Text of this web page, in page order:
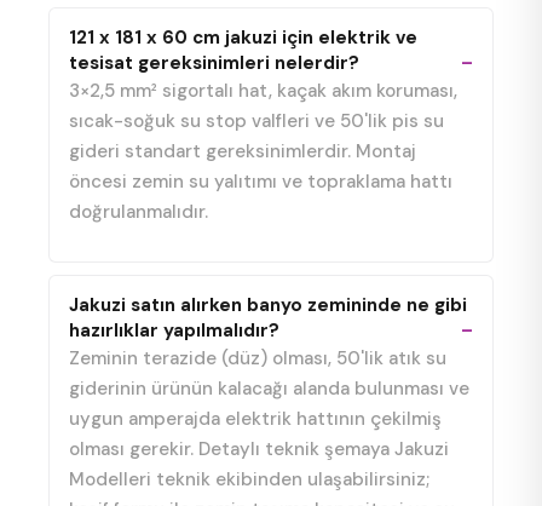
121 x 181 x 60 cm jakuzi için elektrik ve
tesisat gereksinimleri nelerdir?
3×2,5 mm² sigortalı hat, kaçak akım koruması,
sıcak-soğuk su stop valfleri ve 50'lik pis su
gideri standart gereksinimlerdir. Montaj
öncesi zemin su yalıtımı ve topraklama hattı
doğrulanmalıdır.
Jakuzi satın alırken banyo zemininde ne gibi
hazırlıklar yapılmalıdır?
Zeminin terazide (düz) olması, 50'lik atık su
giderinin ürünün kalacağı alanda bulunması ve
uygun amperajda elektrik hattının çekilmiş
olması gerekir. Detaylı teknik şemaya Jakuzi
Modelleri teknik ekibinden ulaşabilirsiniz;